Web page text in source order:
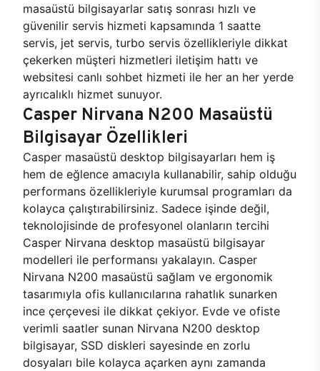
masaüstü bilgisayarlar satış sonrası hızlı ve
güvenilir servis hizmeti kapsamında 1 saatte
servis, jet servis, turbo servis özellikleriyle dikkat
çekerken müşteri hizmetleri iletişim hattı ve
websitesi canlı sohbet hizmeti ile her an her yerde
ayrıcalıklı hizmet sunuyor.
Casper Nirvana N200 Masaüstü
Bilgisayar Özellikleri
Casper masaüstü desktop bilgisayarları hem iş
hem de eğlence amacıyla kullanabilir, sahip olduğu
performans özellikleriyle kurumsal programları da
kolayca çalıştırabilirsiniz. Sadece işinde değil,
teknolojisinde de profesyonel olanların tercihi
Casper Nirvana desktop masaüstü bilgisayar
modelleri ile performansı yakalayın. Casper
Nirvana N200 masaüstü sağlam ve ergonomik
tasarımıyla ofis kullanıcılarına rahatlık sunarken
ince çerçevesi ile dikkat çekiyor. Evde ve ofiste
verimli saatler sunan Nirvana N200 desktop
bilgisayar, SSD diskleri sayesinde en zorlu
dosyaları bile kolayca açarken aynı zamanda